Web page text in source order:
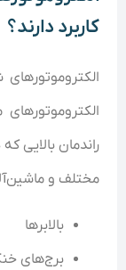
کاربرد دارند؟
راندمان بالایی
مختلف و
بالابر‌ها
برج‌های